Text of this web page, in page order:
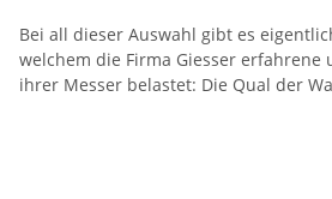
Bei all dieser Auswahl gibt es
welchem die Firma Giesser erfahrene
ihrer Messer belastet: Die Qual der